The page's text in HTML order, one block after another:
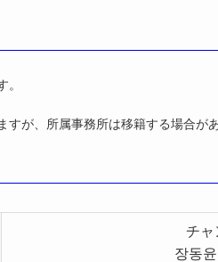
すが、所属事務所は移籍する場合が
チャ
장동